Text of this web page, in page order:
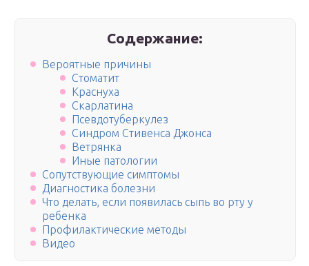
Содержание:
Вероятные причины
Стоматит
Краснуха
Скарлатина
Псевдотуберкулез
Синдром Стивенса Джонса
Ветрянка
Иные патологии
Сопутствующие симптомы
Диагностика болезни
Что делать, если появилась сыпь во рту у
ребенка
Профилактические методы
Видео